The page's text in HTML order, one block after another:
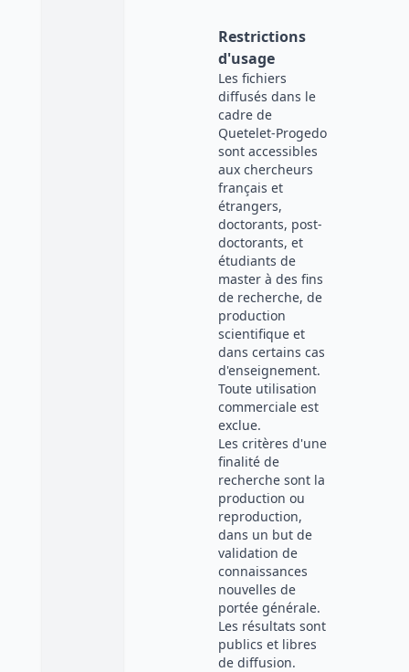
Restrictions
d'usage
Les fichiers
diffusés dans le
cadre de
Quetelet-Progedo
sont accessibles
aux chercheurs
français et
étrangers,
doctorants, post-
doctorants, et
étudiants de
master à des fins
de recherche, de
production
scientifique et
dans certains cas
d'enseignement.
Toute utilisation
commerciale est
exclue.
Les critères d'une
finalité de
recherche sont la
production ou
reproduction,
dans un but de
validation de
connaissances
nouvelles de
portée générale.
Les résultats sont
publics et libres
de diffusion.